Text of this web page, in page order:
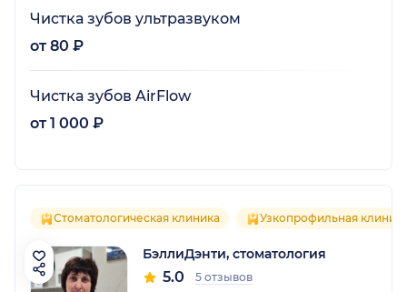
Чистка зубов ультразвуком
от 80 ₽
Чистка зубов AirFlow
от 1 000 ₽
Стоматологическая клиника Узкопрофильная
БэллиДэнти, стоматология
5.0 5 отзывов